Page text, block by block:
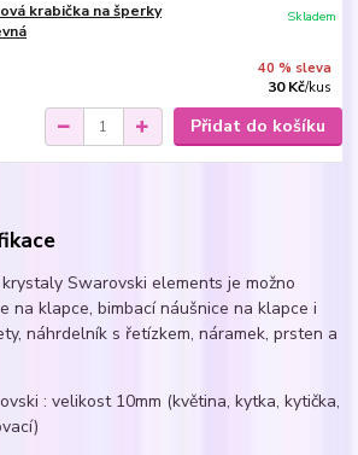
krabička na šperky
40 % sleva
30 Kč/kus
Skladem
Přidat do košíku
Swarovski elements je možno
na klapce, bimbací náušnice na klapce i
náhrdelník s řetízkem, náramek, prsten a
: velikost 10mm (květina, kytka, kytička,